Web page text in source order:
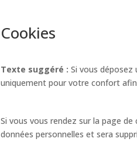
Cookies
Texte suggéré :Si vous
uniquement pour votre confort
Si vous vous rendez sur la page
données personnelles et sera